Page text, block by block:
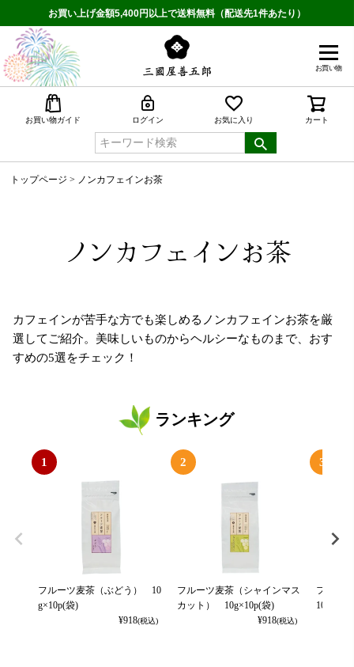
お買い上げ金額5,400円以上で送料無料（配送先1件あたり）
お買い物
お買い物ガイド ログイン お気に入り カート
トップページ ノンカフェインお茶
ノンカフェインお茶
カフェインが苦手な方でも楽しめるノンカフェインお茶を厳
選してご紹介。美味しいものからヘルシーなものまで、おす
すめの5選をチェック！
ランキング
1
フルーツ麦茶（ぶどう） 10
g×10p(袋)
¥918(税込)
2
フルーツ麦茶（シャインマス
カット） 10g×10p(袋)
¥918(税込)
3
フルー
10g×10p